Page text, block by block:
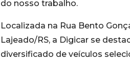
do nosso trabalho.
Localizada na Rua Bento
Lajeado/RS, a Digicar se
diversificado de veículos